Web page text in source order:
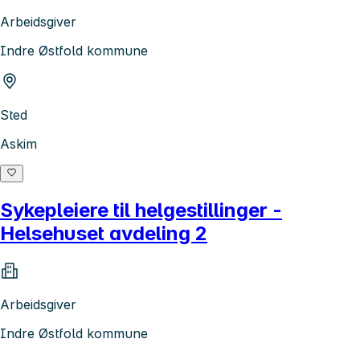
Arbeidsgiver
Indre Østfold kommune
Sted
Askim
Sykepleiere til helgestillinger -
Helsehuset avdeling 2
Arbeidsgiver
Indre Østfold kommune